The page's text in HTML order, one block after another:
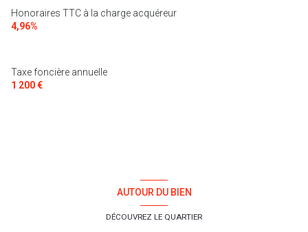
Honoraires TTC à la charge acquéreur
4,96%
Taxe foncière annuelle
1 200 €
AUTOUR DU BIEN
DÉCOUVREZ LE QUARTIER